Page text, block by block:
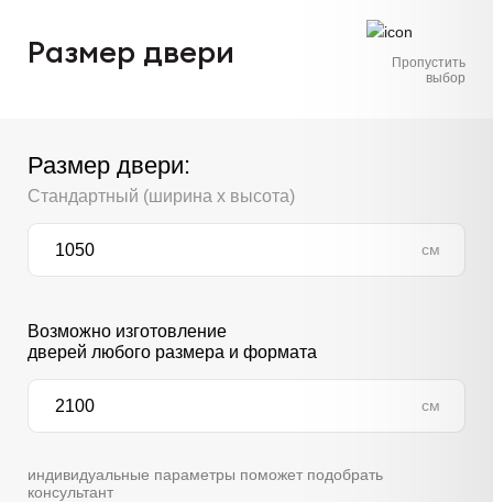
Размер двери
Пропустить
выбор
Размер двери:
Стандартный (ширина х высота)
см
Возможно изготовление
дверей любого размера и формата
см
индивидуальные параметры поможет подобрать
консультант